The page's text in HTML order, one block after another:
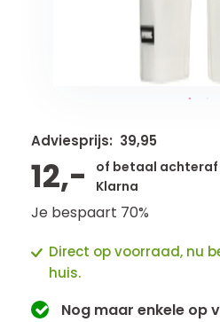
Schommelstoelen en
Adviesprijs: 39,95
12,-
of betaal achteraf
Klarna
Je bespaart 70%
Direct op voorraad, nu
huis.
Nog maar enkele op